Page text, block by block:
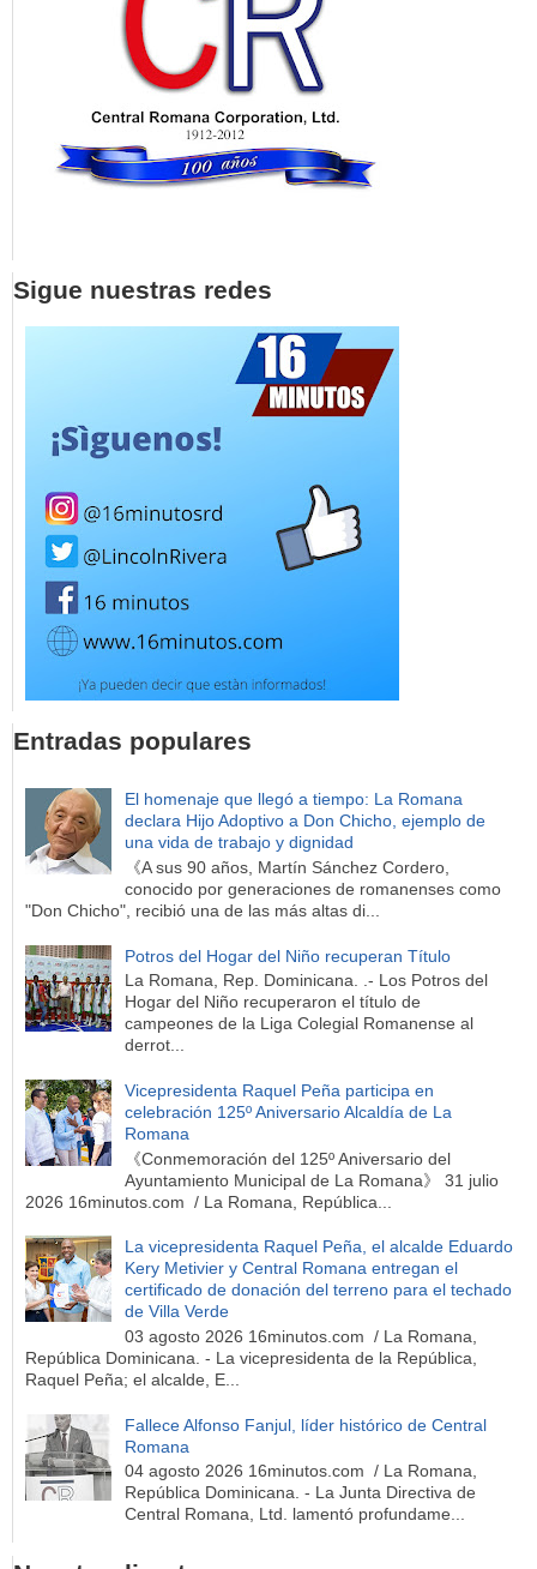
Sigue nuestras redes
Entradas populares
El homenaje que llegó a tiempo: La Romana
declara Hijo Adoptivo a Don Chicho, ejemplo de
una vida de trabajo y dignidad
《A sus 90 años, Martín Sánchez Cordero,
conocido por generaciones de romanenses como
"Don Chicho", recibió una de las más altas di...
Potros del Hogar del Niño recuperan Título
La Romana, Rep. Dominicana. .- Los Potros del
Hogar del Niño recuperaron el título de
campeones de la Liga Colegial Romanense al
derrot...
Vicepresidenta Raquel Peña participa en
celebración 125º Aniversario Alcaldía de La
Romana
《Conmemoración del 125º Aniversario del
Ayuntamiento Municipal de La Romana》 31 julio
2026 16minutos.com / La Romana, República...
La vicepresidenta Raquel Peña, el alcalde Eduardo
Kery Metivier y Central Romana entregan el
certificado de donación del terreno para el techado
de Villa Verde
03 agosto 2026 16minutos.com / La Romana,
República Dominicana. - La vicepresidenta de la República,
Raquel Peña; el alcalde, E...
Fallece Alfonso Fanjul, líder histórico de Central
Romana
04 agosto 2026 16minutos.com / La Romana,
República Dominicana. - La Junta Directiva de
Central Romana, Ltd. lamentó profundame...